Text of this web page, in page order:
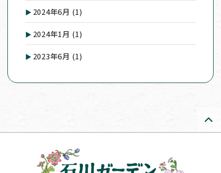
2024年6月 (1)
2024年1月 (1)
2023年6月 (1)